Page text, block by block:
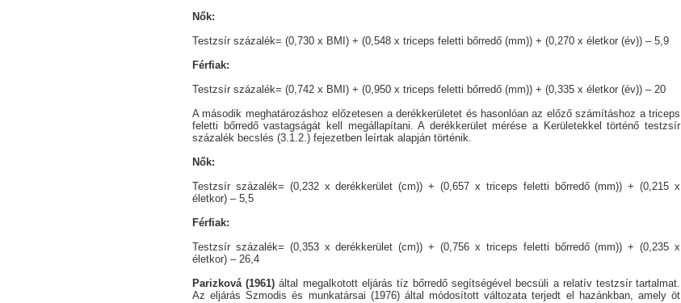
Nők:
Testzsír százalék= (0,730 x BMI) + (0,548 x triceps feletti bőrredő (mm)) + (0,270 x életkor (év)) – 5,9
Férfiak:
Testzsír százalék= (0,742 x BMI) + (0,950 x triceps feletti bőrredő (mm)) + (0,335 x életkor (év)) – 20
A második meghatározáshoz előzetesen a derékkerületet és hasonlóan az előző számításhoz a triceps
feletti bőrredő vastagságát kell megállapítani. A derékkerület mérése a Kerületekkel történő testzsír
százalék becslés (3.1.2.) fejezetben leírtak alapján történik.
Nők:
Testzsír százalék= (0,232 x derékkerület (cm)) + (0,657 x triceps feletti bőrredő (mm)) + (0,215 x
életkor) – 5,5
Férfiak:
Testzsír százalék= (0,353 x derékkerület (cm)) + (0,756 x triceps feletti bőrredő (mm)) + (0,235 x
életkor) – 26,4
Parizková (1961) által megalkotott eljárás tíz bőrredő segítségével becsüli a relatív testzsír tartalmat.
Az eljárás Szmodis és munkatársai (1976) által módosított változata terjedt el hazánkban, amely öt